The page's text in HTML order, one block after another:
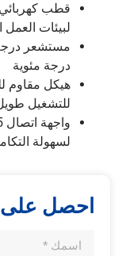
قطب
لبيئات العمل
درجة مئوية
للتشغيل
لسهولة
احصل على